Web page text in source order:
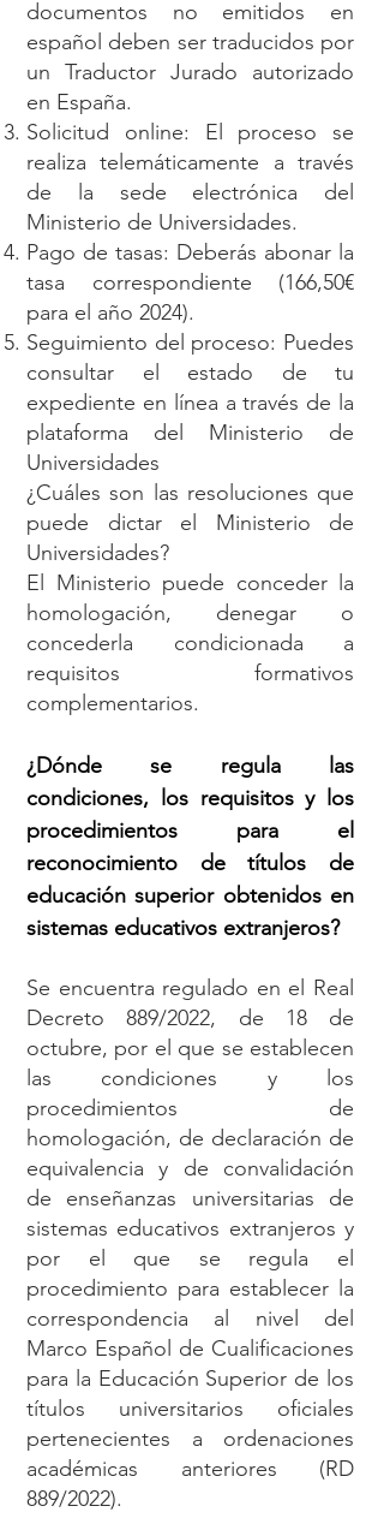
documentos no emitidos en
español deben ser traducidos por
un Traductor Jurado autorizado
en España.
Solicitud online: El proceso se
realiza telemáticamente a través
de la sede electrónica del
Ministerio de Universidades.
Pago de tasas: Deberás abonar la
tasa correspondiente (166,50€
para el año 2024).
Seguimiento del proceso: Puedes
consultar el estado de tu
expediente en línea a través de la
plataforma del Ministerio de
Universidades
¿Cuáles son las resoluciones que
puede dictar el Ministerio de
Universidades?
El Ministerio puede conceder la
homologación, denegar o
concederla condicionada a
requisitos formativos
complementarios.
¿Dónde se regula las
condiciones, los requisitos y los
procedimientos para el
reconocimiento de títulos de
educación superior obtenidos en
sistemas educativos extranjeros?
Se encuentra regulado en el Real
Decreto 889/2022, de 18 de
octubre, por el que se establecen
las condiciones y los
procedimientos de
homologación, de declaración de
equivalencia y de convalidación
de enseñanzas universitarias de
sistemas educativos extranjeros y
por el que se regula el
procedimiento para establecer la
correspondencia al nivel del
Marco Español de Cualificaciones
para la Educación Superior de los
títulos universitarios oficiales
pertenecientes a ordenaciones
académicas anteriores (RD
889/2022).